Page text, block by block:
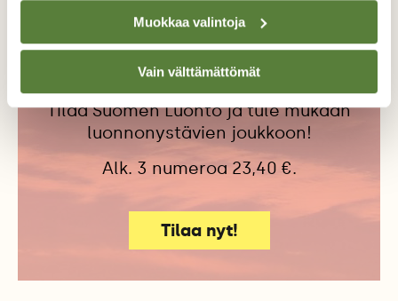
Muokkaa valintoja
Vain välttämättömät
Tilaa Suomen Luonto
Tue ajankohtaista ja asiantuntevaa
luonto- ja ympäristöjournalismia.
Tilaa Suomen Luonto ja tule mukaan
luonnonystävien joukkoon!
Alk. 3 numeroa 23,40 €.
Tilaa nyt!